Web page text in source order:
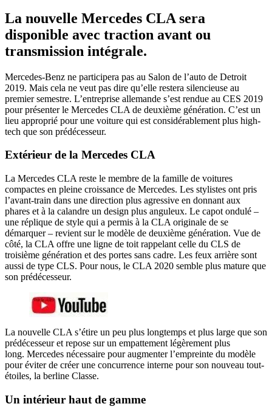
La nouvelle Mercedes CLA sera
disponible avec traction avant ou
transmission intégrale.
Mercedes-Benz ne participera pas au Salon de l’auto de Detroit
2019. Mais cela ne veut pas dire qu’elle restera silencieuse au
premier semestre. L’entreprise allemande s’est rendue au CES 2019
pour présenter le Mercedes CLA de deuxième génération. C’est un
lieu approprié pour une voiture qui est considérablement plus high-
tech que son prédécesseur.
Extérieur de la Mercedes CLA
La Mercedes CLA reste le membre de la famille de voitures
compactes en pleine croissance de Mercedes. Les stylistes ont pris
l’avant-train dans une direction plus agressive en donnant aux
phares et à la calandre un design plus anguleux. Le capot ondulé –
une réplique de style qui a permis à la CLA originale de se
démarquer – revient sur le modèle de deuxième génération. Vue de
côté, la CLA offre une ligne de toit rappelant celle du CLS de
troisième génération et des portes sans cadre. Les feux arrière sont
aussi de type CLS. Pour nous, le CLA 2020 semble plus mature que
son prédécesseur.
La nouvelle CLA s’étire un peu plus longtemps et plus large que son
prédécesseur et repose sur un empattement légèrement plus
long. Mercedes nécessaire pour augmenter l’empreinte du modèle
pour éviter de créer une concurrence interne pour son nouveau tout-
étoiles, la berline Classe.
Un intérieur haut de gamme